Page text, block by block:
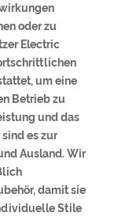
oder zu
Electric
um eine
Betrieb zu
und das
es zur
Ausland. Wir
damit sie
Stile